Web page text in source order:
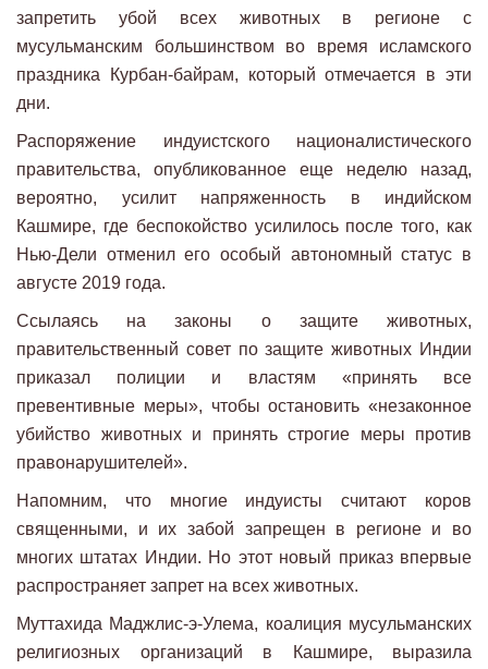
запретить убой всех животных в регионе с
мусульманским большинством во время исламского
праздника Курбан-байрам, который отмечается в эти
дни.
Распоряжение индуистского националистического
правительства, опубликованное еще неделю назад,
вероятно, усилит напряженность в индийском
Кашмире, где беспокойство усилилось после того, как
Нью-Дели отменил его особый автономный статус в
августе 2019 года.
Ссылаясь на законы о защите животных,
правительственный совет по защите животных Индии
приказал полиции и властям «принять все
превентивные меры», чтобы остановить «незаконное
убийство животных и принять строгие меры против
правонарушителей».
Напомним, что многие индуисты считают коров
священными, и их забой запрещен в регионе и во
многих штатах Индии. Но этот новый приказ впервые
распространяет запрет на всех животных.
Муттахида Маджлис-э-Улема, коалиция мусульманских
религиозных организаций в Кашмире, выразила